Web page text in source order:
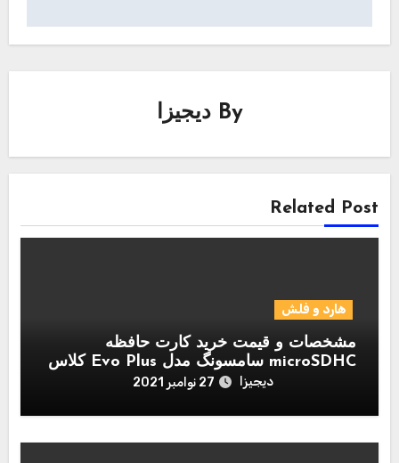
By دیجیزا
Related Post
هارد و فلش
مشخصات و قیمت خرید کارت حافظه
microSDHC سامسونگ مدل Evo Plus کلاس
دیجیزا 27 نوامبر 2021